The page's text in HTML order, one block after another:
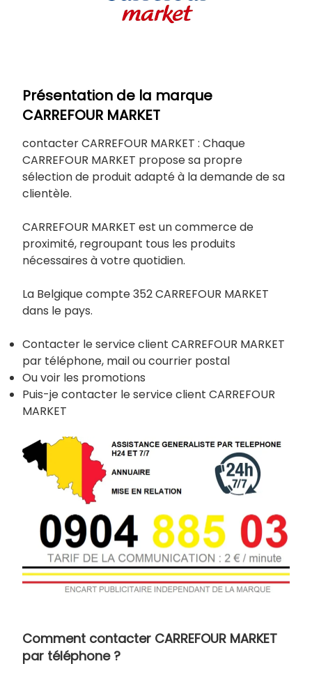
Présentation de la marque
CARREFOUR MARKET
contacter CARREFOUR MARKET : Chaque
CARREFOUR MARKET propose sa propre
sélection de produit adapté à la demande de sa
clientèle.
CARREFOUR MARKET est un commerce de
proximité, regroupant tous les produits
nécessaires à votre quotidien.
La Belgique compte 352 CARREFOUR MARKET
dans le pays.
Contacter le service client CARREFOUR MARKET
par téléphone, mail ou courrier postal
Ou voir les promotions
Puis-je contacter le service client CARREFOUR
MARKET
Comment contacter CARREFOUR MARKET
par téléphone ?